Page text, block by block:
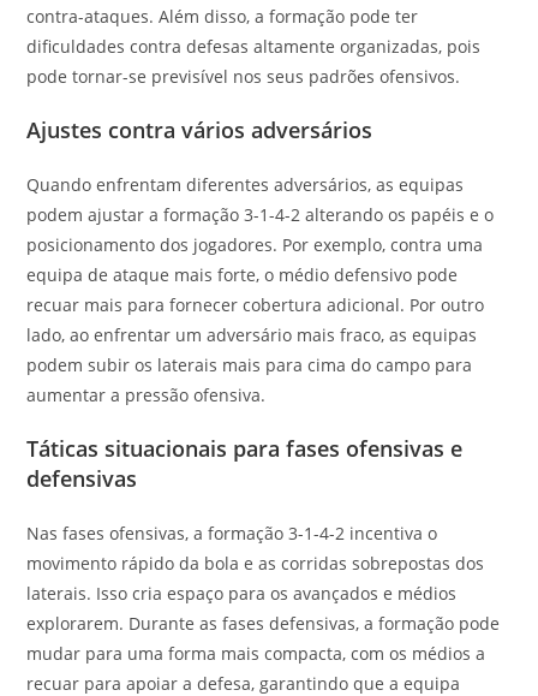
contra-ataques. Além disso, a formação pode ter
dificuldades contra defesas altamente organizadas, pois
pode tornar-se previsível nos seus padrões ofensivos.
Ajustes contra vários adversários
Quando enfrentam diferentes adversários, as equipas
podem ajustar a formação 3-1-4-2 alterando os papéis e o
posicionamento dos jogadores. Por exemplo, contra uma
equipa de ataque mais forte, o médio defensivo pode
recuar mais para fornecer cobertura adicional. Por outro
lado, ao enfrentar um adversário mais fraco, as equipas
podem subir os laterais mais para cima do campo para
aumentar a pressão ofensiva.
Táticas situacionais para fases ofensivas e
defensivas
Nas fases ofensivas, a formação 3-1-4-2 incentiva o
movimento rápido da bola e as corridas sobrepostas dos
laterais. Isso cria espaço para os avançados e médios
explorarem. Durante as fases defensivas, a formação pode
mudar para uma forma mais compacta, com os médios a
recuar para apoiar a defesa, garantindo que a equipa